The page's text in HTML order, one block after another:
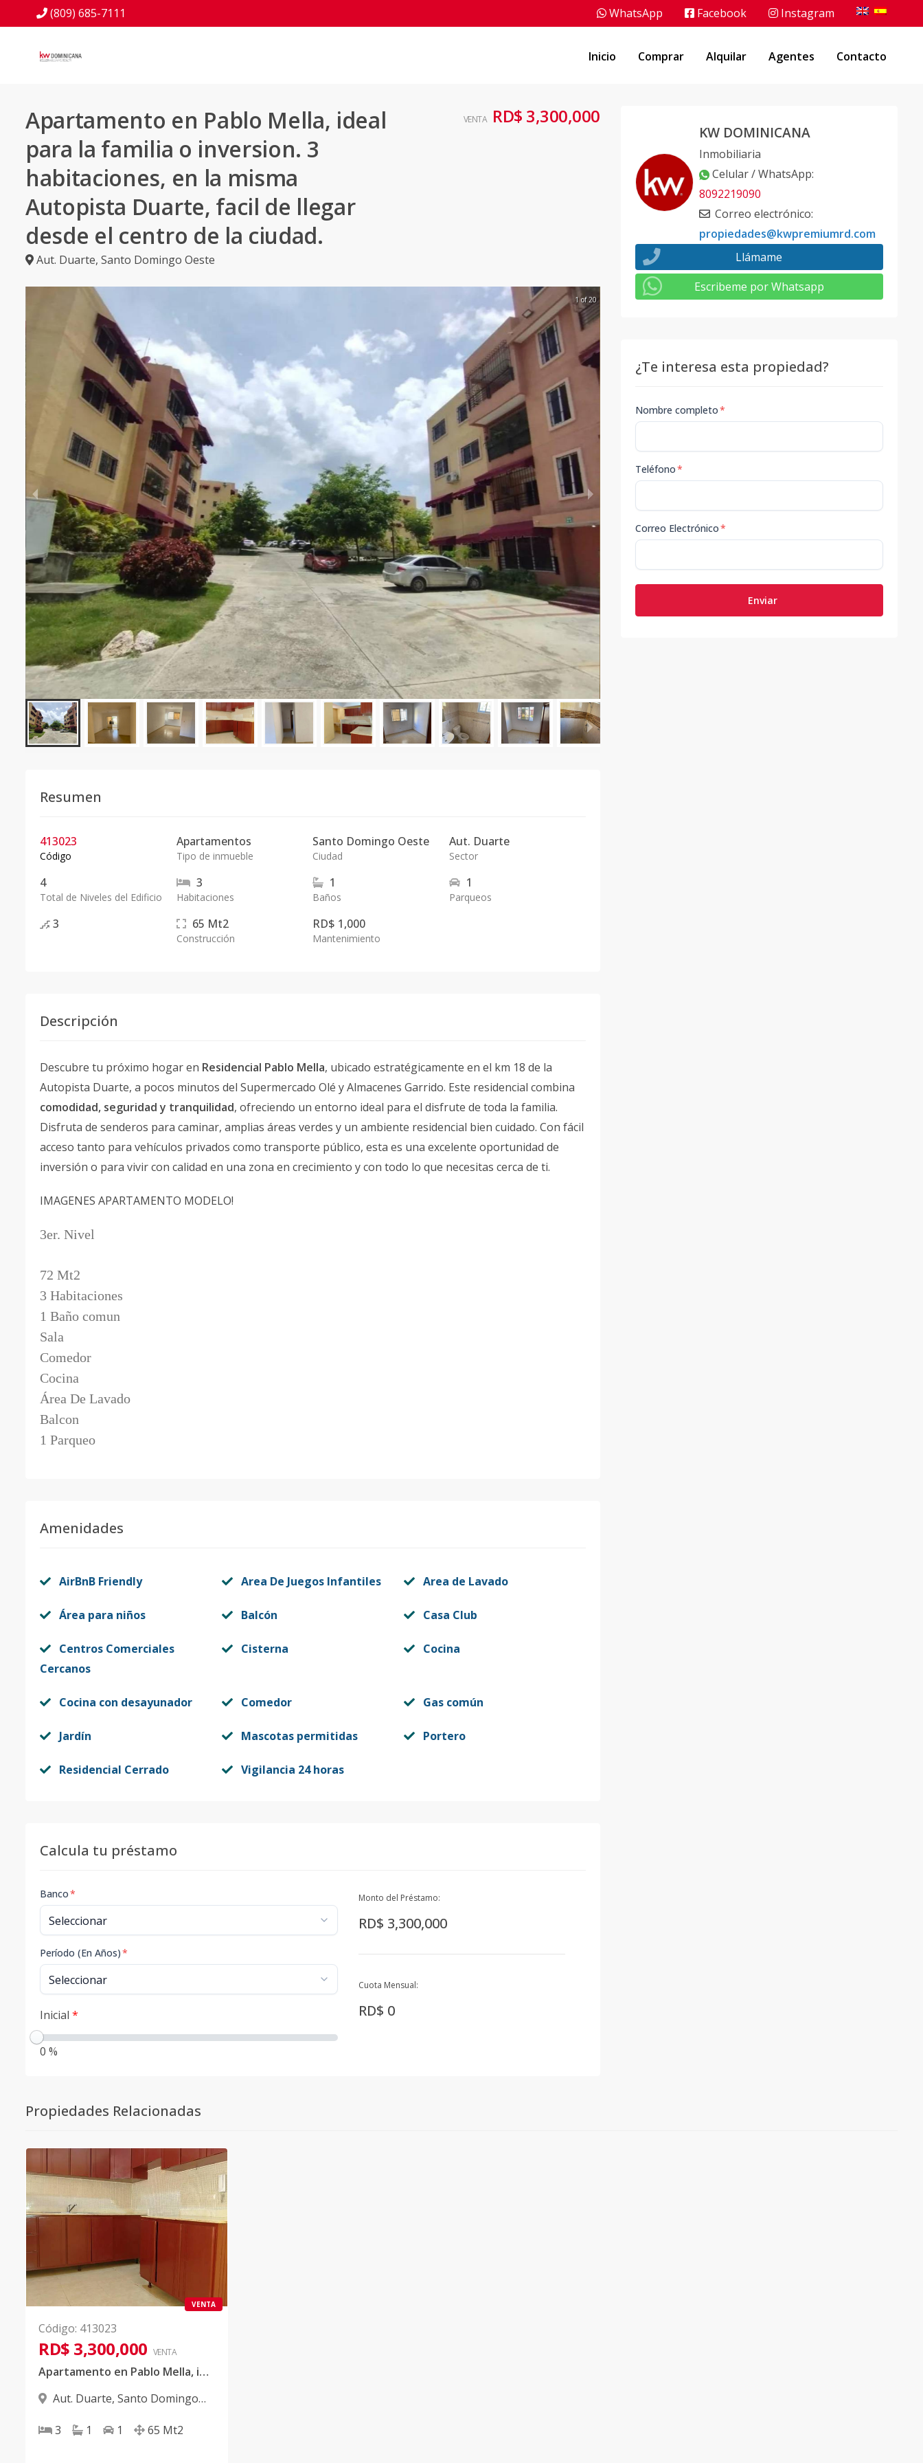
(809) 685-7111 WhatsApp Facebook Instagram
Inicio Comprar Alquilar Agentes Contacto
Apartamento en Pablo Mella, ideal
para la familia o inversion. 3
habitaciones, en la misma
Autopista Duarte, facil de llegar
desde el centro de la ciudad.
Aut. Duarte, Santo Domingo Oeste
VENTA RD$ 3,300,000
1 of 20
Resumen
413023
Código
Apartamentos
Tipo de inmueble
Santo Domingo Oeste
Ciudad
Aut. Duarte
Sector
4
Total de Niveles del Edificio
3
Habitaciones
1
Baños
1
Parqueos
3 65 Mt2
Construcción
RD$ 1,000
Mantenimiento
Descripción
Descubre tu próximo hogar en Residencial Pablo Mella, ubicado estratégicamente en el km 18 de la
Autopista Duarte, a pocos minutos del Supermercado Olé y Almacenes Garrido. Este residencial combina
comodidad, seguridad y tranquilidad, ofreciendo un entorno ideal para el disfrute de toda la familia.
Disfruta de senderos para caminar, amplias áreas verdes y un ambiente residencial bien cuidado. Con fácil
acceso tanto para vehículos privados como transporte público, esta es una excelente oportunidad de
inversión o para vivir con calidad en una zona en crecimiento y con todo lo que necesitas cerca de ti.
IMAGENES APARTAMENTO MODELO!
3er. Nivel
72 Mt2
3 Habitaciones
1 Baño comun
Sala
Comedor
Cocina
Área De Lavado
Balcon
1 Parqueo
Amenidades
AirBnB Friendly Area De Juegos Infantiles Area de Lavado
Área para niños Balcón Casa Club
Centros Comerciales
Cercanos
Cisterna Cocina
Cocina con desayunador Comedor Gas común
Jardín Mascotas permitidas Portero
Residencial Cerrado Vigilancia 24 horas
Calcula tu préstamo
Banco*
Período (En Años)*
Inicial *
0 %
Monto del Préstamo:
RD$ 3,300,000
Cuota Mensual:
RD$ 0
KW DOMINICANA
Inmobiliaria
Celular / WhatsApp:
8092219090
Correo electrónico:
propiedades@kwpremiumrd.com
Llámame
Escribeme por Whatsapp
¿Te interesa esta propiedad?
Nombre completo*
Teléfono*
Correo Electrónico*
Enviar
Propiedades Relacionadas
VENTA
Código: 413023
RD$ 3,300,000 VENTA
Apartamento en Pablo Mella, ideal para la familia o inversion. 3 habitaciones, en la misma Autopista Duarte, facil de llegar desde el centro de la ciudad.
Aut. Duarte, Santo Domingo
3
1 1 65 Mt2